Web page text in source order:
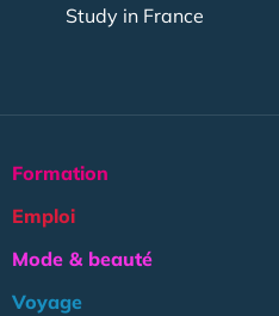
Study in France
Formation
Emploi
Mode & beauté
Voyage